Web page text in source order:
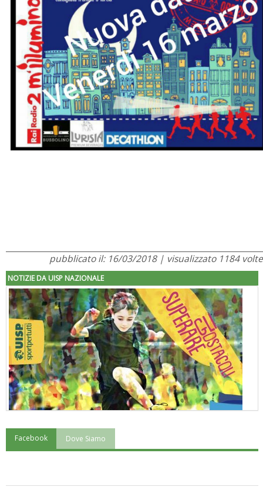
pubblicato il: 16/03/2018 | visualizzato 1184 volte
NOTIZIE DA UISP NAZIONALE
"Superare gli ostacoli": la relazione di Tiziano Pesce al CN Uisp
Facebook Dove Siamo